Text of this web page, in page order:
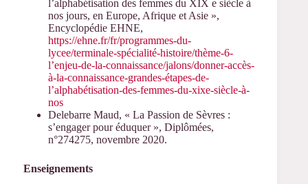
l’alphabétisation des femmes du XIX e siècle à
nos jours, en Europe, Afrique et Asie »,
Encyclopédie EHNE,
https://ehne.fr/fr/programmes-du-
lycee/terminale-spécialité-histoire/thème-6-
l’enjeu-de-la-connaissance/jalons/donner-accès-
à-la-connaissance-grandes-étapes-de-
l’alphabétisation-des-femmes-du-xixe-siècle-à-
nos
Delebarre Maud, « La Passion de Sèvres :
s’engager pour éduquer », Diplômées,
n°274275, novembre 2020.
Enseignements